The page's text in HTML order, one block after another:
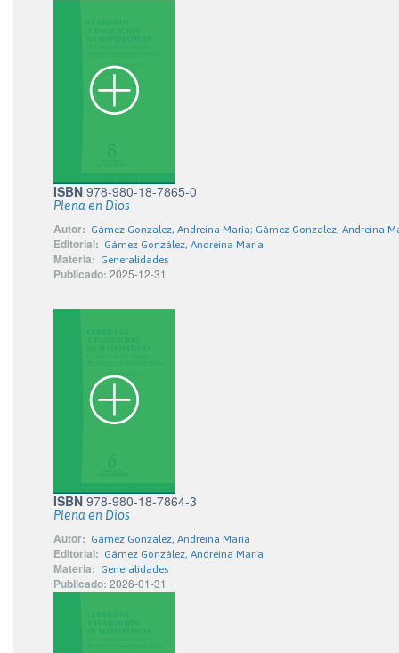
ISBN 978-980-18-7865-0
Plena en Dios
Autor: Gámez Gonzalez, Andreina María; Gámez Gonzalez, Andreina
Editorial: Gámez González, Andreina María
Materia: Generalidades
Publicado: 2025-12-31
ISBN 978-980-18-7864-3
Plena en Dios
Autor: Gámez Gonzalez, Andreina María
Editorial: Gámez González, Andreina María
Materia: Generalidades
Publicado: 2026-01-31